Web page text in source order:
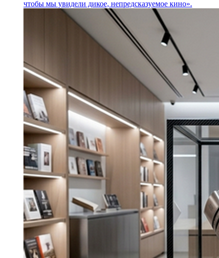
чтобы мы увидели дикое, непредсказуемое кино».